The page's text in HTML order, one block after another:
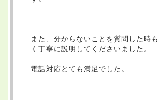
また、分からないことを質問した時
く丁寧に説明してくださいました。
電話対応とても満足でした。